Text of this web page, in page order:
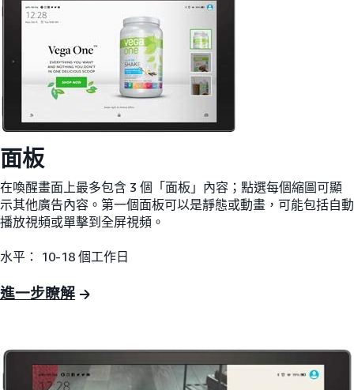
面板
在喚醒畫面上最多包含 3 個「面板」內容；點選每個縮圖可顯
示其他廣告內容。第一個面板可以是靜態或動畫，可能包括自動
播放視頻或單擊到全屏視頻。
水平： 10-18 個工作日
進一步瞭解